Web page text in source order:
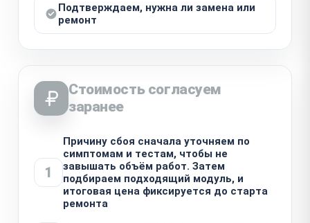
Подтверждаем, нужна ли замена или
ремонт
Стоимость согласуем
заранее
1
Причину сбоя сначала уточняем по
симптомам и тестам, чтобы не
завышать объём работ. Затем
подбираем подходящий модуль, и
итоговая цена фиксируется до старта
ремонта